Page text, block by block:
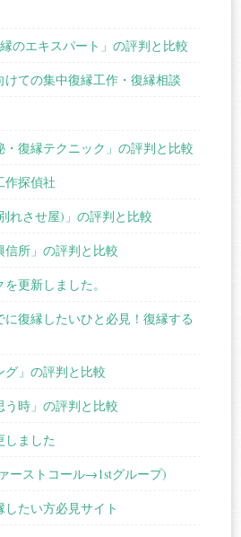
のエキスパート」の評判と比較
ての集中復縁工作・復縁相談
・復縁テクニック」の評判と比較
作探偵社
れさせ屋)」の評判と比較
信所」の評判と比較
更新しました。
復縁したいひと必見！復縁する
グ」の評判と比較
う時」の評判と比較
しました
ーストコール→1stグループ)
たい方必見サイト